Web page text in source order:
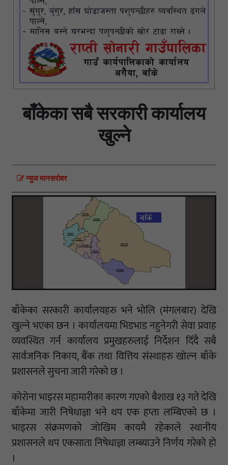
बाँकेका सबै सरकारी कार्यालय
खुल्ने
न्युज मानसराेवर
बाँकेका सरकारी कार्यालयहरु भने भोलि (मंगलबार) देखि
खुल्ने भएका छन । कार्यालयमा भिडभाड नहुनेगरी सेवा प्रवाह
व्यवस्थित गर्न कार्यालय प्रमुखहरुलाई निर्देशन दिँदै सबै
सार्वजनिक निकाय, बैंक तथा वित्तिय संस्थाहरु खोल्न बाँके
प्रशासनले सुचना जारी गरेको छ ।
कोरोना भाइरस महामारीका कारण गएको बैशाख १३ गते देखि
बाँकेमा जारी निषेधाज्ञा भने थप एक हप्ता लम्बिएको छ ।
भाइरस संक्रमणको जोखिम कायमै रहेकाले स्थानीय
प्रशासनले थप एकसाता निषेधाज्ञा लम्ब्याउने निर्णय गरेको हो
।